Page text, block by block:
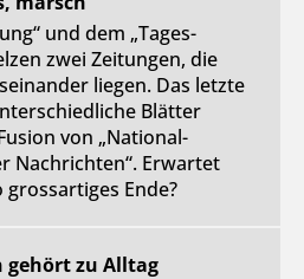
und dem „Tages-
zwei Zeitungen, die
liegen. Das letzte
Blätter
von „National-
Nachrichten“. Erwartet
Ende?
gehört zu Alltag